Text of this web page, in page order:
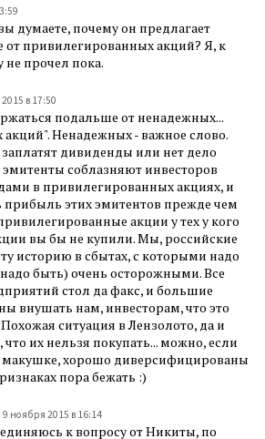
думаете, почему он предлагает
от привилегированных акций? Я, к
не прочел пока.
в 17:50
подальше от ненадежных...
Ненадежных - важное слово.
дивиденды или нет дело
эмитенты соблазняют инвесторов
в привилегированных акциях, и
прибыль этих эмитентов прежде чем
акции у тех у кого
вы бы не купили. Мы, российские
историю в сбытах, с которыми надо
быть) очень осторожными. Все
стол да факс, и большие
внушать нам, инвесторам, что это
ситуация в Лензолото, да и
что их нельзя покупать... можно, если
хорошо диверсифицированы
пора бежать :)
9 ноября 2015 в 16:14
к вопросу от Никиты, по